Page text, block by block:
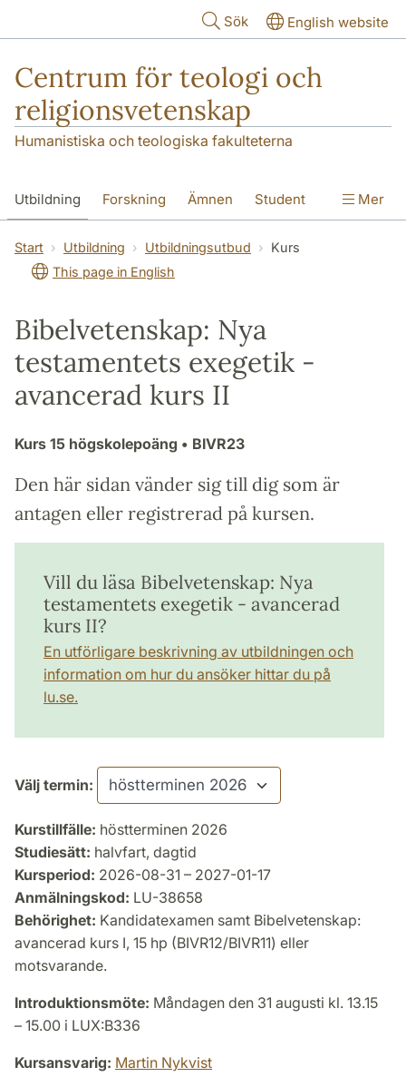
Sök English website
Centrum för teologi och
religionsvetenskap
Humanistiska och teologiska fakulteterna
Utbildning Forskning Ämnen Student
Institutionen
Mer
Start Utbildning Utbildningsutbud
Kurs
This page in English
Bibelvetenskap: Nya
testamentets exegetik -
avancerad kurs II
Kurs 15 högskolepoäng • BIVR23
Den här sidan vänder sig till dig som är
antagen eller registrerad på kursen.
Vill du läsa Bibelvetenskap: Nya
testamentets exegetik - avancerad
kurs II?
En utförligare beskrivning av utbildningen och
information om hur du ansöker hittar du på
lu.se.
Välj termin:
Kurstillfälle: höstterminen 2026
Studiesätt: halvfart, dagtid
Kursperiod: 2026-08-31 – 2027-01-17
Anmälningskod: LU-38658
Behörighet: Kandidatexamen samt Bibelvetenskap:
avancerad kurs I, 15 hp (BIVR12/BIVR11) eller
motsvarande.
Introduktionsmöte: Måndagen den 31 augusti kl. 13.15
– 15.00 i LUX:B336
Kursansvarig: Martin Nykvist